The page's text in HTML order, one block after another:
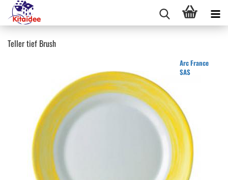
Teller tief Brush
Arc France
SAS